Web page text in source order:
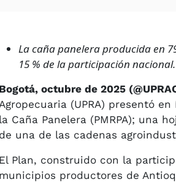
La caña panelera producida en
15 % de la participación nacional.
Bogotá, octubre de 2025
Agropecuaria (UPRA) presentó
la Caña Panelera (PMRPA); una
de una de las cadenas
El Plan, construido con la
municipios productores de